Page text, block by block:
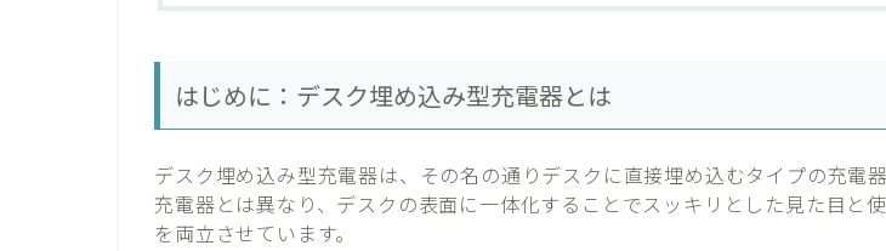
はじめに：デスク埋め込み型充電器とは
デスク埋め込み型充電器は、その名の通りデスクに直接埋め込むタイプの充電
充電器とは異なり、デスクの表面に一体化することでスッキリとした見た目と
を両立させています。